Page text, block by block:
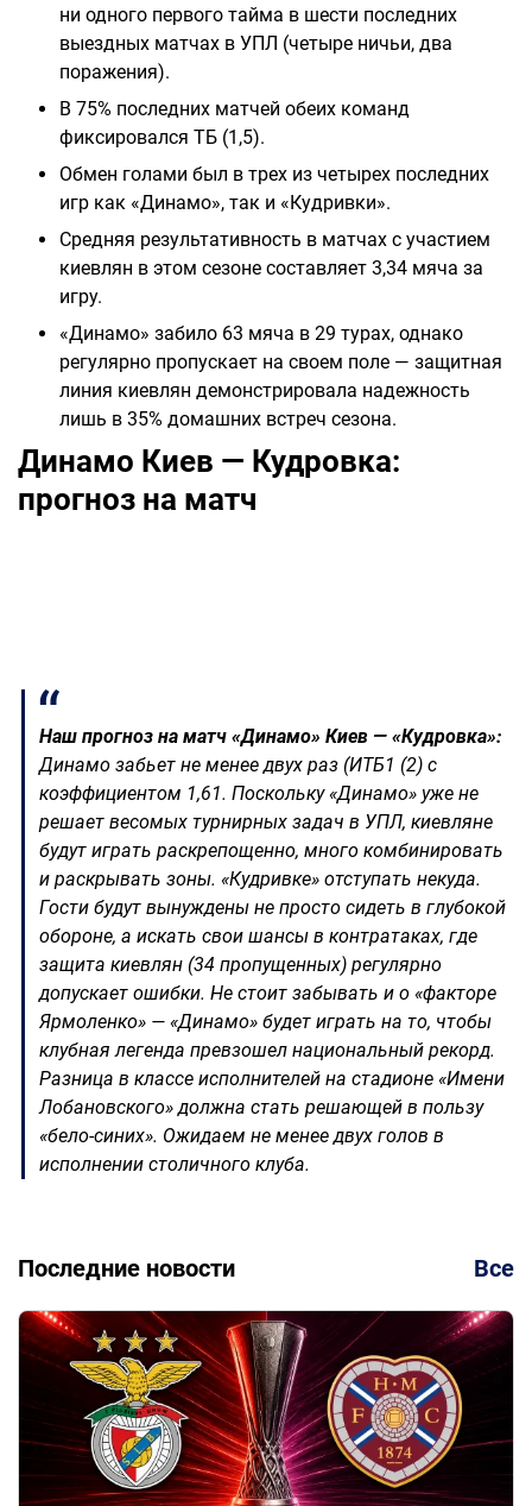
ни одного первого тайма в шести последних
выездных матчах в УПЛ (четыре ничьи, два
поражения).
В 75% последних матчей обеих команд
фиксировался ТБ (1,5).
Обмен голами был в трех из четырех последних
игр как «Динамо», так и «Кудривки».
Средняя результативность в матчах с участием
киевлян в этом сезоне составляет 3,34 мяча за
игру.
«Динамо» забило 63 мяча в 29 турах, однако
регулярно пропускает на своем поле — защитная
линия киевлян демонстрировала надежность
лишь в 35% домашних встреч сезона.
Динамо Киев — Кудровка:
прогноз на матч
Наш прогноз на матч «Динамо» Киев — «Кудровка»:
Динамо забьет не менее двух раз (ИТБ1 (2) с
коэффициентом 1,61. Поскольку «Динамо» уже не
решает весомых турнирных задач в УПЛ, киевляне
будут играть раскрепощенно, много комбинировать
и раскрывать зоны. «Кудривке» отступать некуда.
Гости будут вынуждены не просто сидеть в глубокой
обороне, а искать свои шансы в контратаках, где
защита киевлян (34 пропущенных) регулярно
допускает ошибки. Не стоит забывать и о «факторе
Ярмоленко» — «Динамо» будет играть на то, чтобы
клубная легенда превзошел национальный рекорд.
Разница в классе исполнителей на стадионе «Имени
Лобановского» должна стать решающей в пользу
«бело-синих». Ожидаем не менее двух голов в
исполнении столичного клуба.
Последние новости Все